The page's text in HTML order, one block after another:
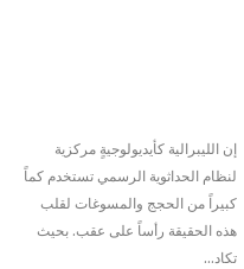
إن الليبرالية كأيديولوجيةٍ مركزية
لنظام الحداثوية الرسمي تستخدم كماً
كبيراً من الحجج والمسوغات لقلب
هذه الحقيقة رأساً على عقب. بحيث
تكاد…